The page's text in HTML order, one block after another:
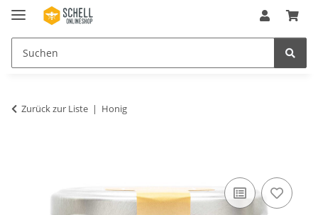
Zurück zur Liste Honig